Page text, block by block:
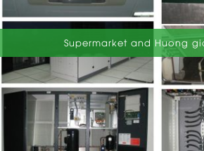
Supermarket and Huong